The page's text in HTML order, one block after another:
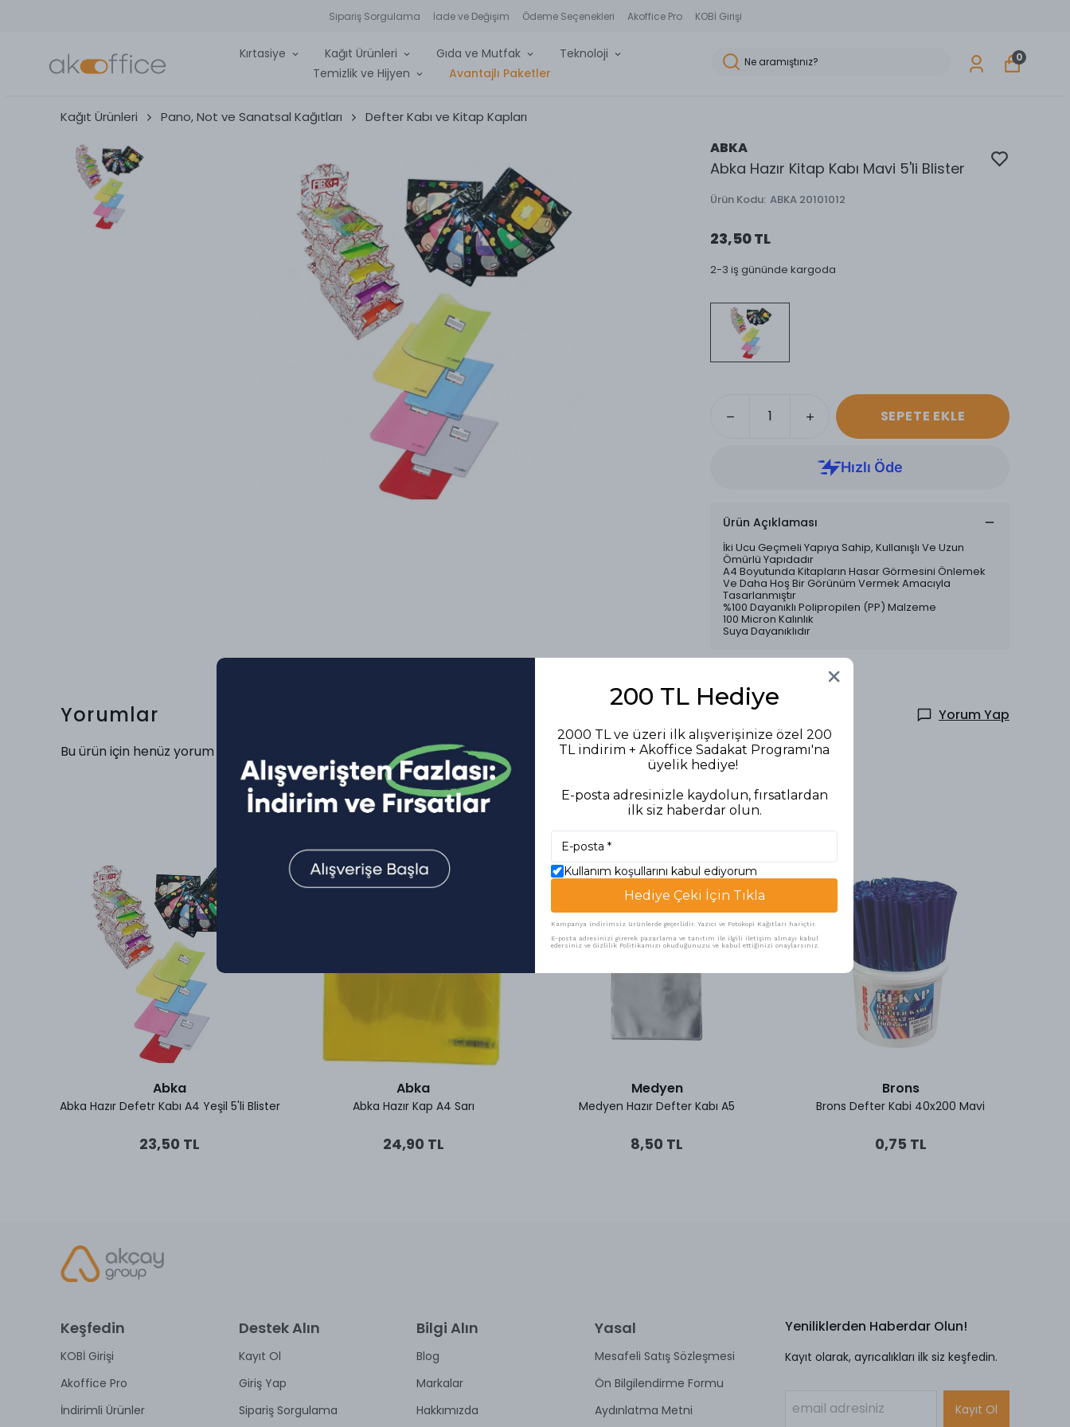
Sipariş Sorgulama İade ve Değişim Ödeme Seçenekleri Akoffice Pro KOBİ Girişi
Kırtasiye Kağıt Ürünleri Gıda ve Mutfak
Teknoloji
Temizlik ve Hijyen
Avantajlı Paketler
0
Kağıt Ürünleri Pano, Not ve Sanatsal Kağıtları Defter Kabı ve Kitap Kapları
ABKA
Abka Hazır Kitap Kabı Mavi 5'li Blister
Ürün Kodu: ABKA 20101012
23,50 TL
2-3 iş gününde kargoda
SEPETE EKLE
Ürün Açıklaması
İki Ucu Geçmeli Yapıya Sahip, Kullanışlı Ve Uzun
Ömürlü Yapıdadır
A4 Boyutunda Kitapların Hasar Görmesini Önlemek
Ve Daha Hoş Bir Görünüm Vermek Amacıyla
Tasarlanmıştır
%100 Dayanıklı Polipropilen (PP) Malzeme
100 Micron Kalınlık
Suya Dayanıklıdır
Yorumlar
Yorum Yap
Bu ürün için henüz yorum yapılmamış.
Benzer Ürünler
Abka
Abka Hazır Defetr Kabı A4 Yeşil 5'li Blister
23,50 TL
Abka
Abka Hazır Kap A4 Sarı
24,90 TL
Medyen
Medyen Hazır Defter Kabı A5
8,50 TL
Brons
Brons Defter Kabi 40x200 Mavi
0,75 TL
Keşfedin
KOBİ Girişi
Akoffice Pro
İndirimli Ürünler
Destek Alın
Kayıt Ol
Giriş Yap
Sipariş Sorgulama
Bilgi Alın
Blog
Markalar
Hakkımızda
Yasal
Mesafeli Satış Sözleşmesi
Ön Bilgilendirme Formu
Aydınlatma Metni
Yeniliklerden Haberdar Olun!
Kayıt olarak, ayrıcalıkları ilk siz keşfedin.
Kayıt Ol
200 TL Hediye
2000 TL ve üzeri ilk alışverişinize özel 200
TL indirim + Akoffice Sadakat Programı'na
üyelik hediye!
E-posta adresinizle kaydolun, fırsatlardan
ilk siz haberdar olun.
Kullanım koşullarını kabul ediyorum
Hediye Çeki İçin Tıkla
Kampanya indirimsiz ürünlerde geçerlidir. Yazıcı ve Fotokopi Kağıtları hariçtir.
E-posta adresinizi girerek pazarlama ve tanıtım ile ilgili iletişim almayı kabul
edersiniz ve Gizlilik Politikamızı okuduğunuzu ve kabul ettiğinizi onaylarsınız.